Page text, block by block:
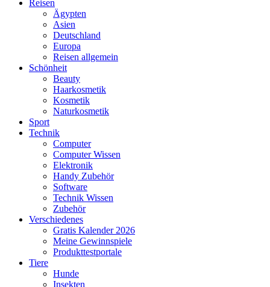
Reisen
Ägypten
Asien
Deutschland
Europa
Reisen allgemein
Schönheit
Beauty
Haarkosmetik
Kosmetik
Naturkosmetik
Sport
Technik
Computer
Computer Wissen
Elektronik
Handy Zubehör
Software
Technik Wissen
Zubehör
Verschiedenes
Gratis Kalender 2026
Meine Gewinnspiele
Produkttestportale
Tiere
Hunde
Insekten